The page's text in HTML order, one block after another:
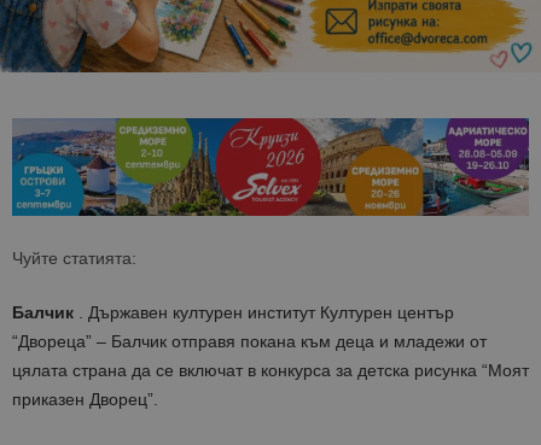
Чуйте статията:
Балчик . Държавен културен институт Културен център
“Двореца” – Балчик отправя покана към деца и младежи от
цялата страна да се включат в конкурса за детска рисунка “Моят
приказен Дворец”.